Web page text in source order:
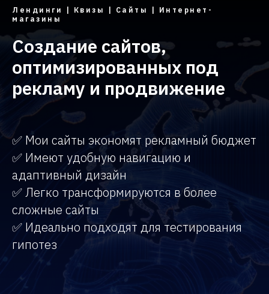
Лендинги | Квизы | Сайты | Интернет-
магазины
Создание сайтов,
оптимизированных под
рекламу и продвижение
✅ Мои сайты экономят рекламный бюджет
✅ Имеют удобную навигацию и
адаптивный дизайн
✅ Легко трансформируются в более
сложные сайты
✅ Идеально подходят для тестирования
гипотез